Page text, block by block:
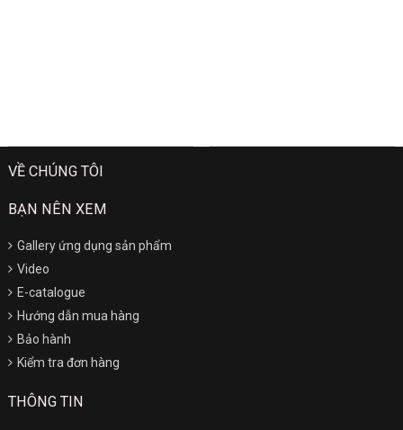
VỀ CHÚNG TÔI
BẠN NÊN XEM
Gallery ứng dụng sản phẩm
Video
E-catalogue
Hướng dẫn mua hàng
Bảo hành
Kiểm tra đơn hàng
THÔNG TIN